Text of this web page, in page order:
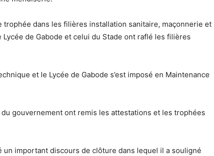
trophée dans les filières installation sanitaire, maçonnerie et
de Gabode et celui du Stade ont raflé les filières
et le Lycée de Gabode s’est imposé en Maintenance
gouvernement ont remis les attestations et les trophées
un important discours de clôture dans lequel il a souligné